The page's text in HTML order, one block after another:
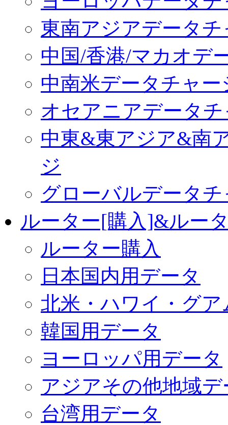
東南アジアデータチ
中国/香港/マカオデ
中南米データチャー
オセアニアデータ
中東&東アジア&南
ジ
グローバルデータ
ルーター[購入]&ルー
ルーター購入
日本国内用データ
北米・ハワイ・グ
韓国用データ
ヨーロッパ用データ
アジアその他地域デ
台湾用データ